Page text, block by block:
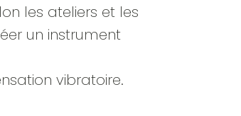
les ateliers et les
un instrument
vibratoire.